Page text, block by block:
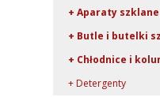
+ Aparaty
+ Butle i butelki
+ Chłodnice i
+ Detergenty